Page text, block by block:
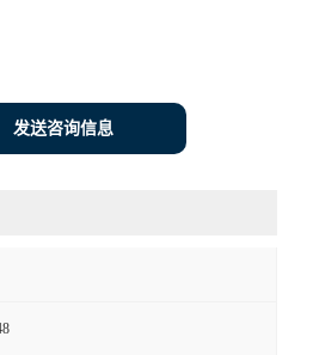
发送咨询信息